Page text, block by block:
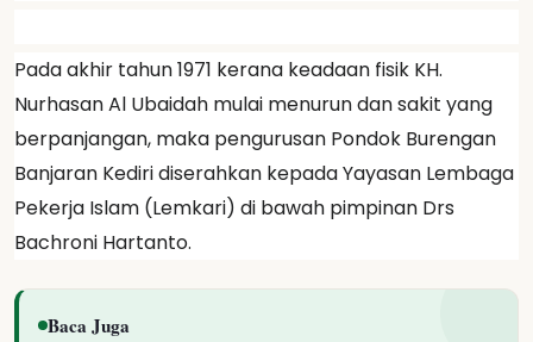
Pada akhir tahun 1971 kerana keadaan fisik KH.
Nurhasan Al Ubaidah mulai menurun dan sakit yang
berpanjangan, maka pengurusan Pondok Burengan
Banjaran Kediri diserahkan kepada Yayasan Lembaga
Pekerja Islam (Lemkari) di bawah pimpinan Drs
Bachroni Hartanto.
Baca Juga